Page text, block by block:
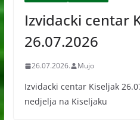
Izvidacki centar
26.07.2026
26.07.2026. Mujo
Izvidacki centar Kiseljak
nedjelja na Kiseljaku